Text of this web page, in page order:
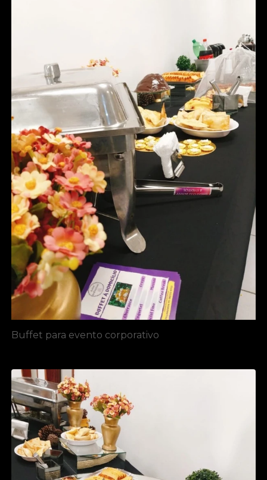
Buffet para evento corporativo